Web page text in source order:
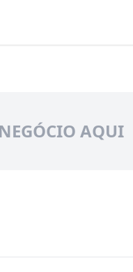
AQUI